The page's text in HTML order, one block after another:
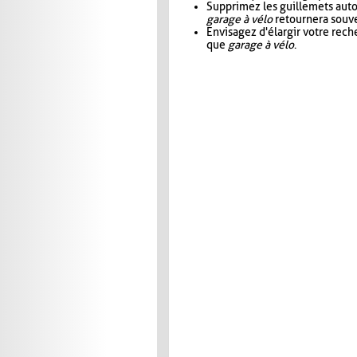
Supprimez les guillemets
garage à véloretournera
Envisagez d'élargir votre
que garage à vélo.